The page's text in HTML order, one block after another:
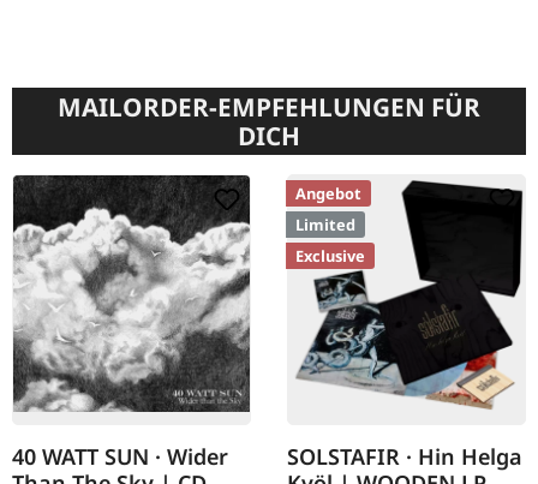
MAILORDER-EMPFEHLUNGEN FÜR
DICH
40 WATT SUN · Wider
Angebot
Limited
Exclusive
SOLSTAFIR · Hin Helga